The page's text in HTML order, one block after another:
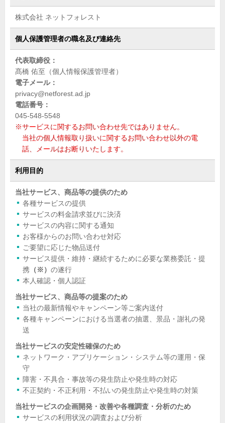
株式会社 ネットフォレスト
個人保護管理者の職名及び連絡先
代表取締役：
髙橋 佑至（個人情報保護管理者）
電子メール：
privacy@netforest.ad.jp
電話番号：
045-548-5548
※サービスに関するお問い合わせ先ではありません。
当社の個人情報取り扱いに関するお問い合わせ以外の電
話、メールはお断りいたします。
利用目的
当社サービス、商品等の提供のため
各種サービスの提供
サービスの料金請求並びに決済
サービスの内容に関する通知
お客様からのお問い合わせ対応
ご要望に応じた物品送付
サービス提供・維持・継続するために必要な業務委託・提
携 （※） の遂行
本人確認・個人認証
当社サービス、商品等の提案のため
当社の最新情報やキャンペーン等ご案内送付
各種キャンペーンにおける当選者の抽選、景品・謝礼の発
送
当社サービスの安定性確保のため
ネットワーク・アプリケーション・システム等の運用・保
守
障害・不具合・事故等の発生防止や発生時の対応
不正契約・不正利用・不払いの発生防止や発生時の対策
当社サービスの企画開発・改善や各種調査・分析のため
サービスの利用状況の調査および分析